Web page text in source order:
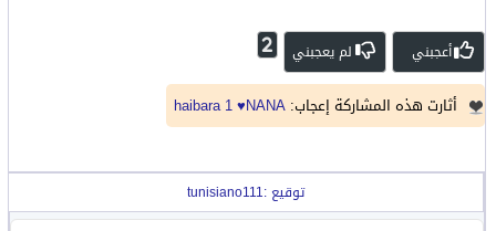
أعجبني لم يعجبني 2
أثارت هذه المشاركة إعجاب: haibara 1♥NANA
توقيع :tunisiano111